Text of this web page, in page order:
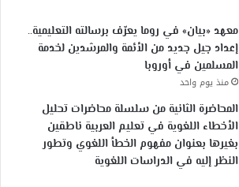
معهد «بيان» في روما يعرّف برسالته التعليمية..
إعداد جيل جديد من الأئمة والمرشدين لخدمة
المسلمين في أوروبا
منذ يوم واحد
المحاضرة الثانية من سلسلة محاضرات تحليل
الأخطاء اللغوية في تعليم العربية ناطقين
بغيرها بعنوان مفهوم الخطأ اللغوي وتطور
النظر إليه في الدراسات اللغوية